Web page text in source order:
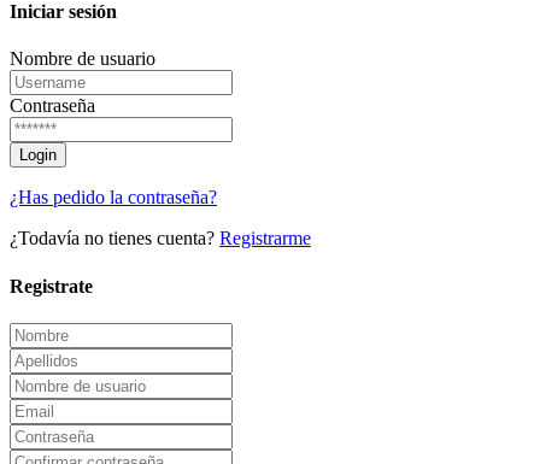
Iniciar sesión
Nombre de usuario
Contraseña
¿Has pedido la contraseña?
¿Todavía no tienes cuenta? Registrarme
Registrate